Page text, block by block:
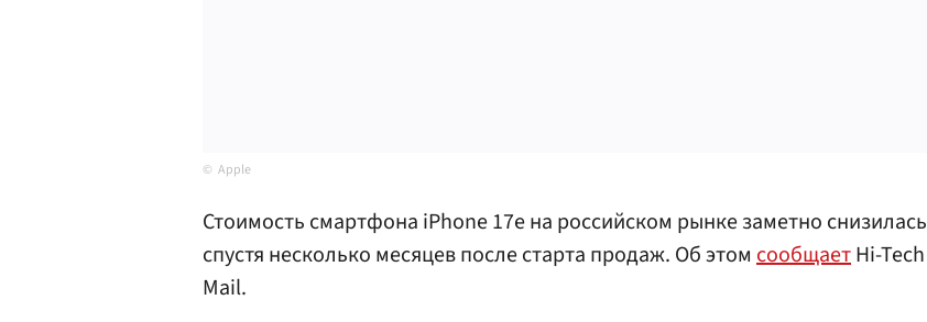
Apple
Стоимость смартфона iPhone 17e на российском рынке заметно снизилась
спустя несколько месяцев после старта продаж. Об этом сообщаетHi-Tech
Mail.